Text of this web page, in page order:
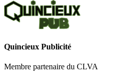
Quincieux Publicité
Membre partenaire du CLVA